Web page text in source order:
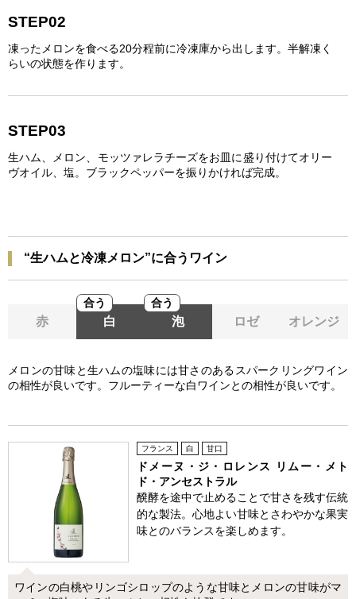
STEP02
凍ったメロンを食べる20分程前に冷凍庫から出します。半解凍く
らいの状態を作ります。
STEP03
生ハム、メロン、モッツァレラチーズをお皿に盛り付けてオリー
ヴオイル、塩。ブラックペッパーを振りかければ完成。
“生ハムと冷凍メロン”に合うワイン
赤
合う
白
合う
泡 ロゼ オレンジ
メロンの甘味と生ハムの塩味には甘さのあるスパークリングワイン
の相性が良いです。フルーティーな白ワインとの相性が良いです。
フランス 白 甘口
ドメーヌ・ジ・ロレンス リムー・メト
ド・アンセストラル
醗酵を途中で止めることで甘さを残す伝統
的な製法。心地よい甘味とさわやかな果実
味とのバランスを楽しめます。
ワインの白桃やリンゴシロップのような甘味とメロンの甘味がマ